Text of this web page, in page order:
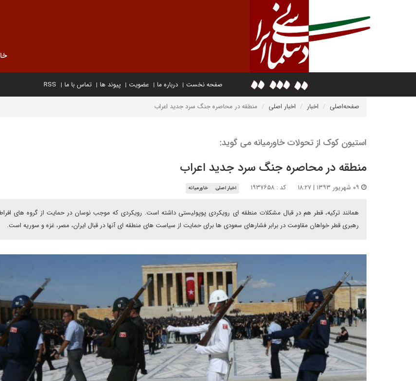
صفحه نخست درباره ما عضویت پیوند ها تماس با ما RSS
صفحه‌اصلی اخبار اخبار اصلی منطقه در محاصره جنگ سرد جدید اعراب
استیون کوک از تحولات خاورمیانه می گوید:
منطقه در محاصره جنگ سرد جدید اعراب
کد : ۱۹۳۷۶۵۸ اخبار اصلی خاورمیانه
همانند ترکیه، قطر هم در قبال مشکلات منطقه ای رویکردی پوپولیستی داشته است. رویکردی که موجب نوسان در حمایت از گروه های
رهبری قطر خواهان مقاومت در برابر فشارهای سعودی ها برای حمایت از سیاست های منطقه ای آنها در قبال ایران، مصر، غزه و سوریه است.